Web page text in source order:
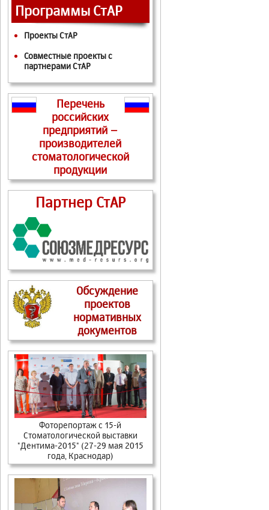
Программы СтАР
Проекты СтАР
Совместные проекты с
партнерами СтАР
Перечень
российских
предприятий –
производителей
стоматологической
продукции
Партнер СтАР
Обсуждение
проектов
нормативных
документов
Фоторепортаж с 15-й
Стоматологической выставки
"Дентима-2015" (27-29 мая 2015
года, Краснодар)